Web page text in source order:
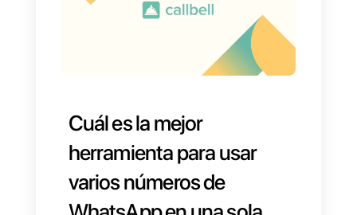
mensajería son las múltiples
bandejas de Callbell que
permiten dividir tu bandeja de
donde caen todos los mensajes
de WhatsApp y otras
plataformas) en varias bandejas